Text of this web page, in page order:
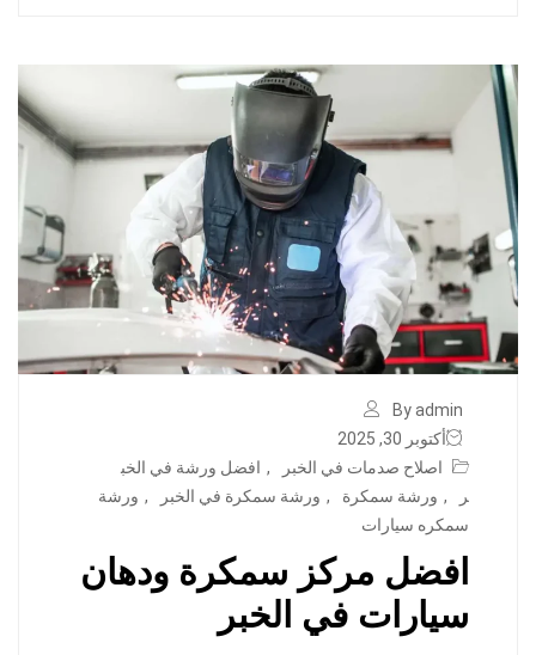
By admin
أكتوبر 30, 2025
اصلاح صدمات في الخبر
, افضل ورشة في الخب
ر
, ورشة سمكرة , ورشة سمكرة في الخبر , ورشة
سمكره سيارات
افضل مركز سمكرة ودهان
سيارات في الخبر